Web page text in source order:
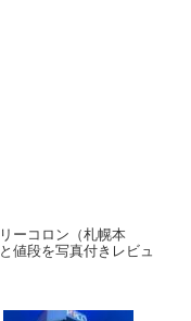
ーコロン（札幌本
値段を写真付きレビュ